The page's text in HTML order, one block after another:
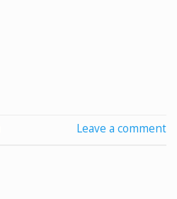
Leave a comment